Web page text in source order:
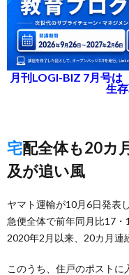
月刊LOGI-BIZ 7月号は
生
宅配全体も20カ月連続プラス、EC利用普
及が追い風
ヤマト運輸が10月6日発表
急便全体で前年同月比17・
2020年2月以来、20カ月連
このうち、住戸のポスト